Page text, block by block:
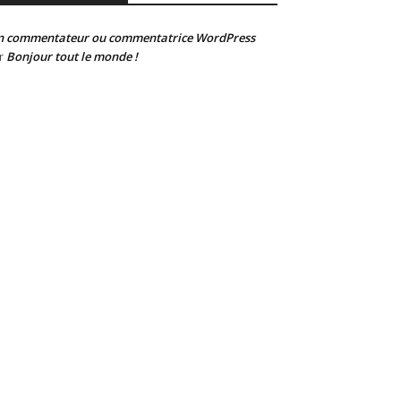
commentateur ou commentatrice WordPress
Bonjour tout le monde !